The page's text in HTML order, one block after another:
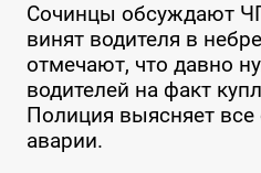
Сочинцы обсуждают
винят водителя в
отмечают, что давно
водителей на факт
Полиция выясняет все
аварии.